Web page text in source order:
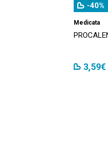
-40%
Medicata
3,59€